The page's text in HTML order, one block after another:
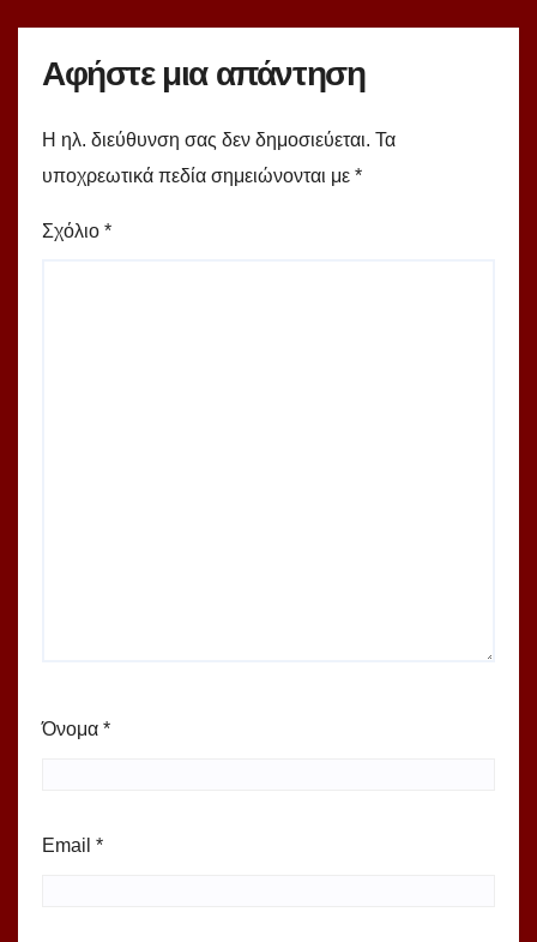
Αφήστε μια απάντηση
Η ηλ. διεύθυνση σας δεν δημοσιεύεται. Τα
υποχρεωτικά πεδία σημειώνονται με *
Σχόλιο *
Όνομα *
Email *